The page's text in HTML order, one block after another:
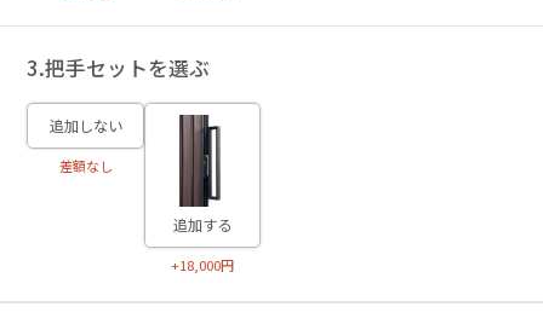
3.把手セットを選ぶ
追加しない
差額なし
追加する
+18,000円